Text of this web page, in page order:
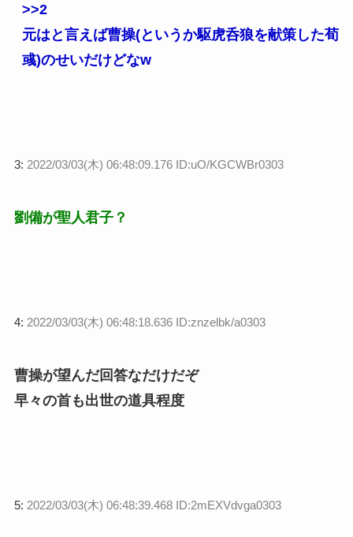
>>2
元はと言えば曹操(というか駆虎呑狼を献策した荀
彧)のせいだけどなw
3: 2022/03/03(木) 06:48:09.176 ID:uO/KGCWBr0303
劉備が聖人君子？
4: 2022/03/03(木) 06:48:18.636 ID:znzelbk/a0303
曹操が望んだ回答なだけだぞ
早々の首も出世の道具程度
5: 2022/03/03(木) 06:48:39.468 ID:2mEXVdvga0303